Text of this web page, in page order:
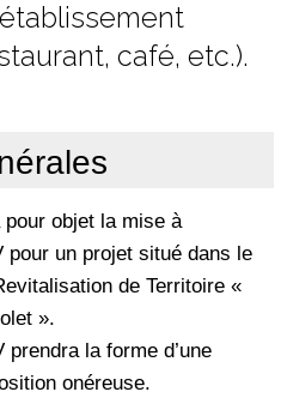
café, etc.).
objet la mise à
un projet situé dans le
de Territoire «
».
la forme d’une
onéreuse.